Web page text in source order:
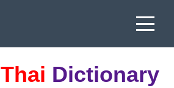
Thai Dictionary